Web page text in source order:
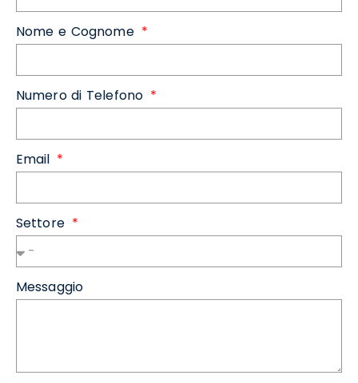
Nome e Cognome
Numero di Telefono
Email
Settore
Messaggio